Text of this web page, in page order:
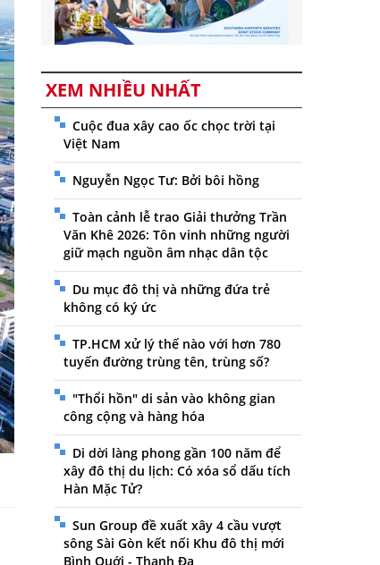
XEM NHIỀU NHẤT
Cuộc đua xây cao ốc chọc trời tại
Việt Nam
Nguyễn Ngọc Tư: Bởi bôi hồng
Toàn cảnh lễ trao Giải thưởng Trần
Văn Khê 2026: Tôn vinh những người
giữ mạch nguồn âm nhạc dân tộc
Du mục đô thị và những đứa trẻ
không có ký ức
TP.HCM xử lý thế nào với hơn 780
tuyến đường trùng tên, trùng số?
"Thổi hồn" di sản vào không gian
công cộng và hàng hóa
Di dời làng phong gần 100 năm để
xây đô thị du lịch: Có xóa sổ dấu tích
Hàn Mặc Tử?
Sun Group đề xuất xây 4 cầu vượt
sông Sài Gòn kết nối Khu đô thị mới
Bình Quới - Thanh Đa